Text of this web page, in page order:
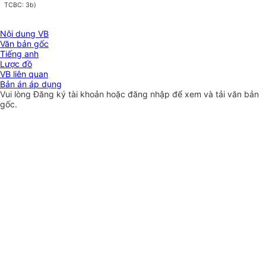
TCBC: 3b)
Nội dung VB
Văn bản gốc
Tiếng anh
Lược đồ
VB liên quan
Bản án áp dụng
Vui lòngĐăng ký tài khoản hoặc đăng nhập để xem và tải văn bản
gốc.